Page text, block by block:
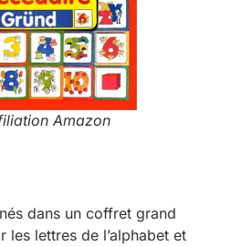
Amazon
dans un coffret grand
lettres de l’alphabet et